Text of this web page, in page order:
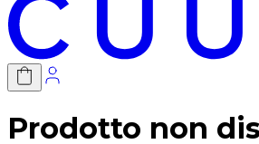
Prodotto non